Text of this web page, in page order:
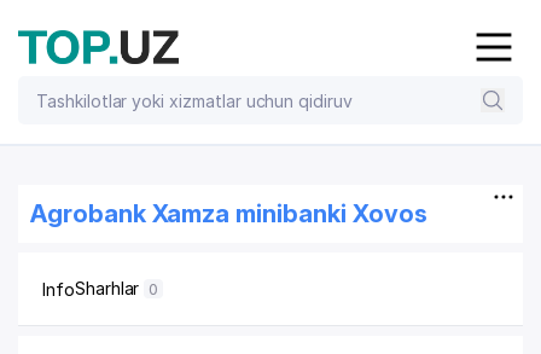
Agrobank Xamza minibanki Xovos
InfoSharhlar 0